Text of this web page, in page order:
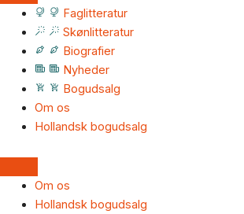
Faglitteratur
Skønlitteratur
Biografier
Nyheder
Bogudsalg
Om os
Hollandsk bogudsalg
Om os
Hollandsk bogudsalg